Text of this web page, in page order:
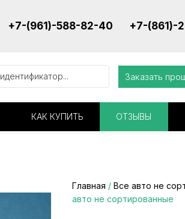
+7-(961)-588-82-40 +7-(861)-
Заказать
КАК КУПИТЬ ОТЗЫВЫ
Главная / Все авто не
авто не сортированные